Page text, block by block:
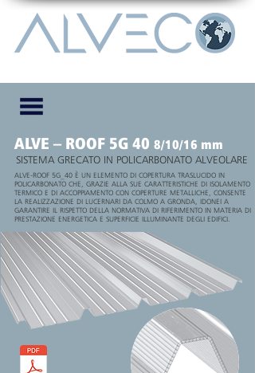
ALVE – ROOF 5G 40 8/10/16 mm
SISTEMA GRECATO IN POLICARBONATO ALVEOLARE
ALVE-ROOF 5G_40 È UN ELEMENTO DI COPERTURA TRASLUCIDO IN
POLICARBONATO CHE, GRAZIE ALLA SUE CARATTERISTICHE DI ISOLAMENTO
TERMICO E DI ACCOPPIAMENTO CON COPERTURE METALLICHE, CONSENTE
LA REALIZZAZIONE DI LUCERNARI DA COLMO A GRONDA, IDONEI A
GARANTIRE IL RISPETTO DELLA NORMATIVA DI RIFERIMENTO IN MATERIA DI
PRESTAZIONE ENERGETICA E SUPERFICIE ILLUMINANTE DEGLI EDIFICI.